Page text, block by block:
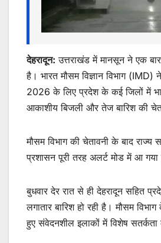
देहरादून: उत्तराखंड में मानसून ने एक
है। भारत मौसम विज्ञान विभाग
2026 के लिए प्रदेश के कई जिलों में
आकाशीय बिजली और तेज बारिश की
मौसम विभाग की चेतावनी के बाद राज्य
प्रशासन पूरी तरह अलर्ट मोड में आ गया
बुधवार देर रात से ही देहरादून सहित
लगातार बारिश हो रही है। मौसम
हुए संवेदनशील इलाकों में विशेष सतर्कता